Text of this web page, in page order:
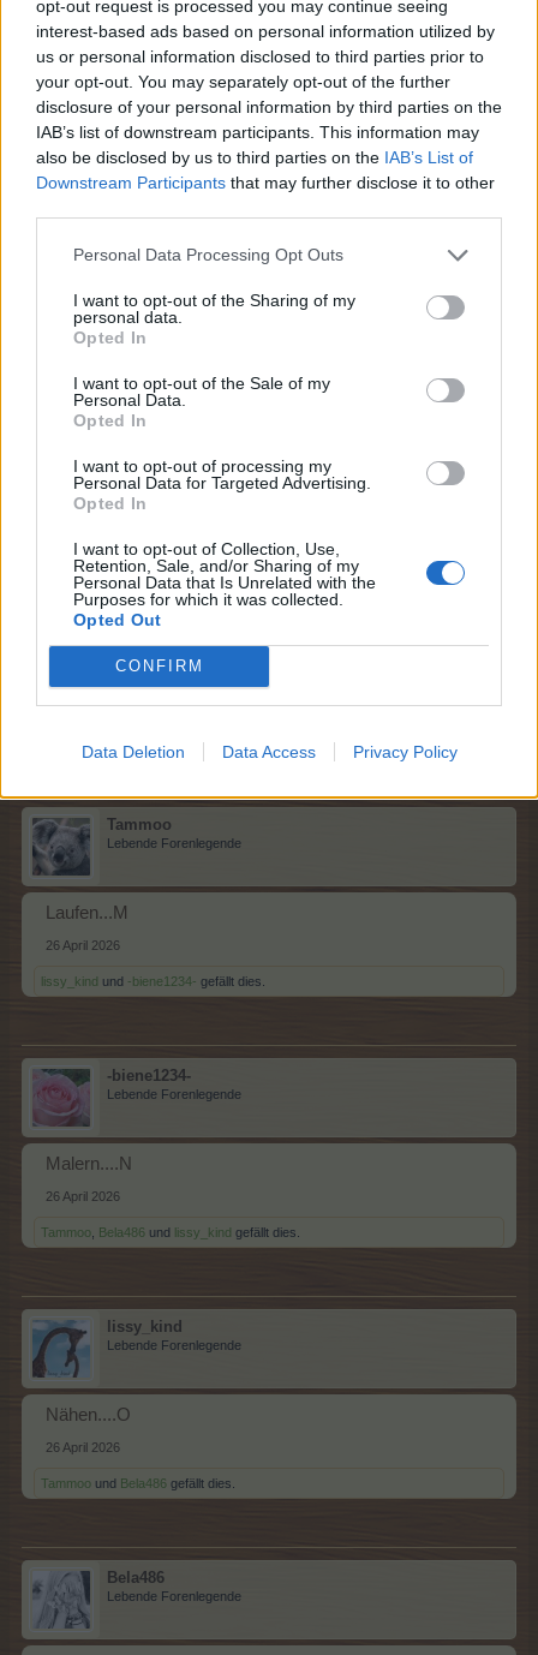
opt-out request is processed you may continue seeing
interest-based ads based on personal information utilized by
us or personal information disclosed to third parties prior to
your opt-out. You may separately opt-out of the further
disclosure of your personal information by third parties on the
IAB’s list of downstream participants. This information may
also be disclosed by us to third parties on the IAB’s List of
Downstream Participants that may further disclose it to other
Personal Data Processing Opt Outs
I want to opt-out of the Sharing of my
personal data.
Opted In
I want to opt-out of the Sale of my
Personal Data.
Opted In
I want to opt-out of processing my
Personal Data for Targeted Advertising.
Opted In
I want to opt-out of Collection, Use,
Retention, Sale, and/or Sharing of my
Personal Data that Is Unrelated with the
Purposes for which it was collected.
Opted Out
CONFIRM
Data Deletion Data Access Privacy Policy
Tammoo
Lebende Forenlegende
Imkern....J
25 April 2026
lissy_kind
Lebende Forenlegende
Jazzgesang....K
-biene1234-,Tammoound*schokolade61*gefällt dies.
*schokolade61*
Lebende Forenlegende
Knüpfen........L
Tammoo
Lebende Forenlegende
Laufen...M
26 April 2026
lissy_kind und -biene1234- gefällt dies.
-biene1234-
Lebende Forenlegende
Malern....N
26 April 2026
Tammoo Bela486 und lissy_kind gefällt dies.
lissy_kind
Lebende Forenlegende
Nähen....O
26 April 2026
Tammoo und Bela486 gefällt dies.
Bela486
Lebende Forenlegende